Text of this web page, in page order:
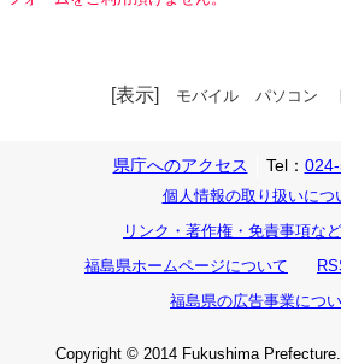
[表示] モバイル パソコン
県庁へのアクセス Tel：
個人情報の取り扱いにつ
リンク・著作権・免責事項な
福島県ホームページについて
福島県の広告事業につ
Copyright © 2014 Fukushima